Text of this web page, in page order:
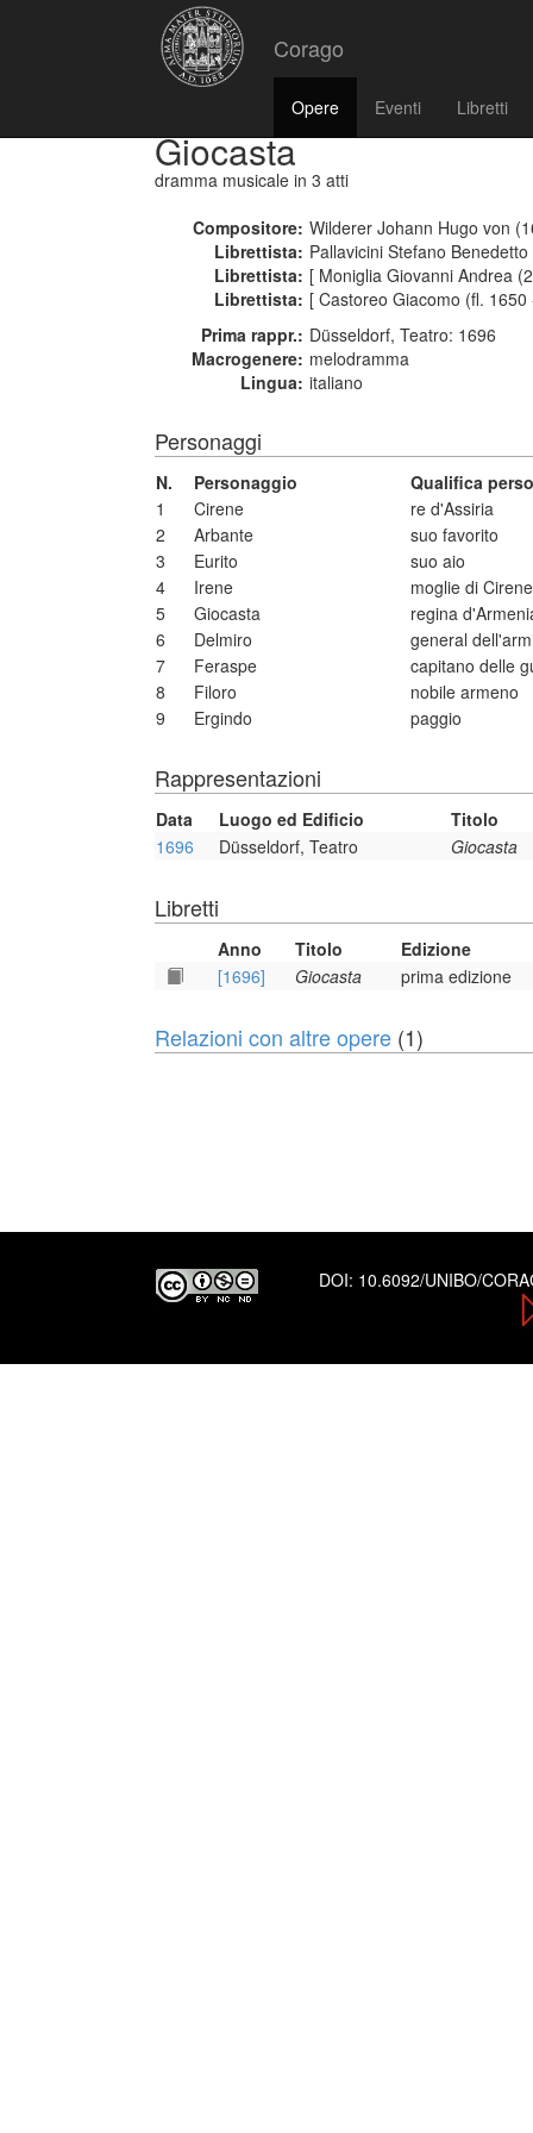
Corago
Opere Eventi Libretti
Giocasta
dramma musicale in 3 atti
Compositore: Wilderer Johann Hugo von
Librettista: Pallavicini Stefano
Librettista: [ Moniglia Giovanni Andrea
Librettista: [ Castoreo Giacomo (fl.
Prima rappr.: Düsseldorf, Teatro: 1696
Macrogenere: melodramma
Lingua: italiano
Personaggi
N. Personaggio
Qualifica
1
Cirene
re d'Assiria
2
Arbante
suo favorito
3
Eurito
suo aio
4
Irene
moglie di Cirene
5
Giocasta
regina
6
Delmiro
general
7
Feraspe
capitano delle
8
Filoro
nobile armeno
9
Ergindo paggio
Rappresentazioni
Data Luogo ed Edificio
Titolo
1696
Düsseldorf, Teatro Giocasta
Libretti
Anno Titolo
Edizione
[1696]
Giocasta prima edizione
Relazioni con altre opere (1)
DOI: 10.6092/UNIBO/